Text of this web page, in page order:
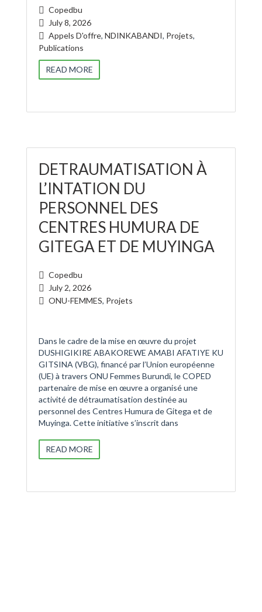
Copedbu
July 8, 2026
Appels D'offre, NDINKABANDI, Projets,
Publications
READ MORE
DETRAUMATISATION À
L’INTATION DU
PERSONNEL DES
CENTRES HUMURA DE
GITEGA ET DE MUYINGA
Copedbu
July 2, 2026
ONU-FEMMES, Projets
Dans le cadre de la mise en œuvre du projet
DUSHIGIKIRE ABAKOREWE AMABI AFATIYE KU
GITSINA (VBG), financé par l’Union européenne
(UE) à travers ONU Femmes Burundi, le COPED
partenaire de mise en œuvre a organisé une
activité de détraumatisation destinée au
personnel des Centres Humura de Gitega et de
Muyinga. Cette initiative s’inscrit dans
READ MORE